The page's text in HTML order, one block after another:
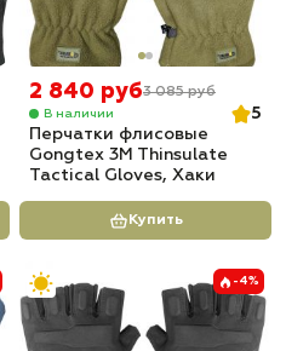
2 840 руб3 085 руб
В наличии
5
Перчатки флисовые
Gongtex 3M Thinsulate
Tactical Gloves, Хаки
Купить
-4%